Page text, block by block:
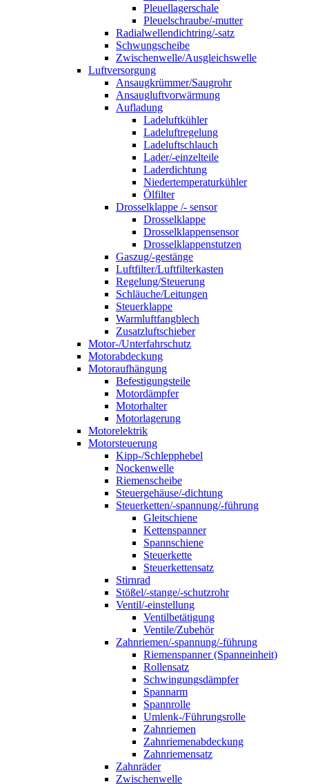
Pleuellagerschale
Pleuelschraube/-mutter
Radialwellendichtring/-satz
Schwungscheibe
Zwischenwelle/Ausgleichswelle
Luftversorgung
Ansaugkrümmer/Saugrohr
Ansaugluftvorwärmung
Aufladung
Ladeluftkühler
Ladeluftregelung
Ladeluftschlauch
Lader/-einzelteile
Laderdichtung
Niedertemperaturkühler
Ölfilter
Drosselklappe /- sensor
Drosselklappe
Drosselklappensensor
Drosselklappenstutzen
Gaszug/-gestänge
Luftfilter/Luftfilterkasten
Regelung/Steuerung
Schläuche/Leitungen
Steuerklappe
Warmluftfangblech
Zusatzluftschieber
Motor-/Unterfahrschutz
Motorabdeckung
Motoraufhängung
Befestigungsteile
Motordämpfer
Motorhalter
Motorlagerung
Motorelektrik
Motorsteuerung
Kipp-/Schlepphebel
Nockenwelle
Riemenscheibe
Steuergehäuse/-dichtung
Steuerketten/-spannung/-führung
Gleitschiene
Kettenspanner
Spannschiene
Steuerkette
Steuerkettensatz
Stirnrad
Stößel/-stange/-schutzrohr
Ventil/-einstellung
Ventilbetätigung
Ventile/Zubehör
Zahnriemen/-spannung/-führung
Riemenspanner (Spanneinheit)
Rollensatz
Schwingungsdämpfer
Spannarm
Spannrolle
Umlenk-/Führungsrolle
Zahnriemen
Zahnriemenabdeckung
Zahnriemensatz
Zahnräder
Zwischenwelle